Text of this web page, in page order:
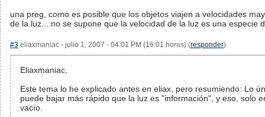
una preg, como es posible que los objetos viajen a velocidades
de la luz....no se supone que la velocidad de la luz es una especie
#3 eliaxmaniac - julio 1, 2007 - 04:01 PM (16:01 horas) (responder)
Eliaxmaniac,
Este tema lo he explicado antes en eliax, pero resumiendo: Lo
puede bajar más rápido que la luz es "información", y eso, solo
vacío.